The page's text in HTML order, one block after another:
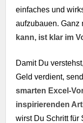
einfaches und
aufzubauen. Ganz
kann, ist klar im
Damit Du
Geld verdient,
smarten Excel-
inspirierenden
wirst Du Schritt für